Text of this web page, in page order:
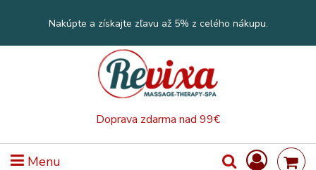
Doprava zdarma nad 99€
Nakúpte a získajte zľavu až 5% z celého nákupu.
Menu